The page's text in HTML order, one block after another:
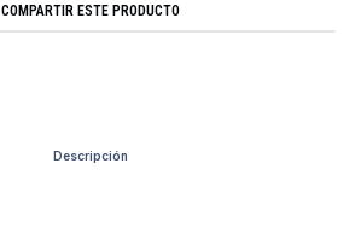
COMPARTIR ESTE PRODUCTO
Descripción